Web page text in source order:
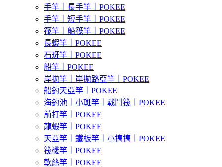
手竿｜長手竿｜POKEE
手竿｜短手竿｜POKEE
筏竿｜船筏竿｜POKEE
長蝦竿｜POKEE
石斑竿｜POKEE
船竿｜POKEE
岸拋竿｜岸拋路亞竿｜POKEE
船釣天亞竿｜POKEE
海釣池｜小斑竿｜戰鬥筏｜POKEE
前打竿｜POKEE
龍蝦竿｜POKEE
天亞竿｜鐵板竿｜小搞搞｜POKEE
筏磯竿｜POKEE
軟絲竿｜POKEE